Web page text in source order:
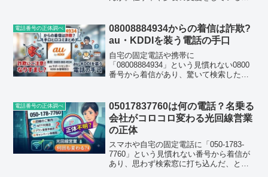
す。今回は「08000803377（0800-080-
電話番号の正体調べ
08008884934からの着信は詐欺?
au・KDDIを装う電話の手口
自宅の固定電話や携帯に
「08008884934」という見慣れない0800
番号から着信があり、驚いて検索した方
にまつわる口コミ情報をもとに、発信...
電話番号の正体調べ
05017837760は何の電話？名乗る
会社がコロコロ変わる光回線営業
の正体
スマホや自宅の固定電話に「050-1783-
7760」という見慣れない番号から着信が
あり、思わず検索窓に打ち込んだ、とい